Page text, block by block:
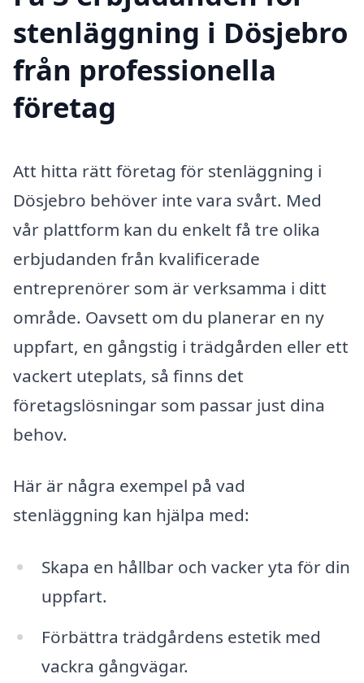
stenläggning i Dösjebro
från professionella
företag
Att hitta rätt företag för stenläggning i
Dösjebro behöver inte vara svårt. Med
vår plattform kan du enkelt få tre olika
erbjudanden från kvalificerade
entreprenörer som är verksamma i ditt
område. Oavsett om du planerar en ny
uppfart, en gångstig i trädgården eller ett
vackert uteplats, så finns det
företagslösningar som passar just dina
behov.
Här är några exempel på vad
stenläggning kan hjälpa med:
Skapa en hållbar och vacker yta för din
uppfart.
Förbättra trädgårdens estetik med
vackra gångvägar.